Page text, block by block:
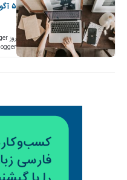
۵ آگوست؛ روز Blogger